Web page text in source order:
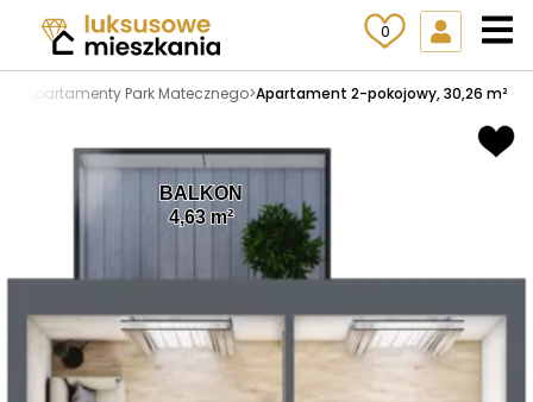
0
Apartamenty Park Matecznego>Apartament 2-pokojowy, 30,26 m²
BALKON
4,63 m²